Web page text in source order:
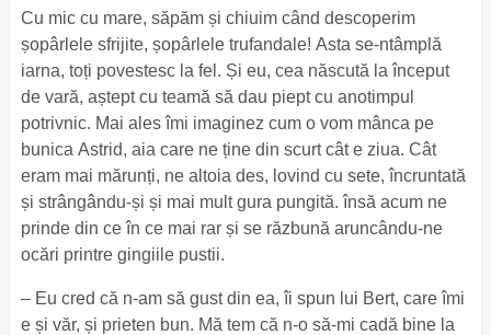
Cu mic cu mare, săpăm și chiuim când descoperim
șopârlele sfrijite, șopârlele trufandale! Asta se-ntâmplă
iarna, toți povestesc la fel. Și eu, cea născută la început
de vară, aștept cu teamă să dau piept cu anotimpul
potrivnic. Mai ales îmi imaginez cum o vom mânca pe
bunica Astrid, aia care ne ține din scurt cât e ziua. Cât
eram mai mărunți, ne altoia des, lovind cu sete, încruntată
și strângându-și și mai mult gura pungită. însă acum ne
prinde din ce în ce mai rar și se răzbună aruncându-ne
ocări printre gingiile pustii.
– Eu cred că n-am să gust din ea, îi spun lui Bert, care îmi
e și văr, și prieten bun. Mă tem că n-o să-mi cadă bine la